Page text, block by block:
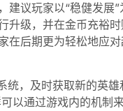
建议玩家以“稳健发展
升级，并在金币充裕
在后期更为轻松地应对
统，及时获取新的英
以通过游戏内的机